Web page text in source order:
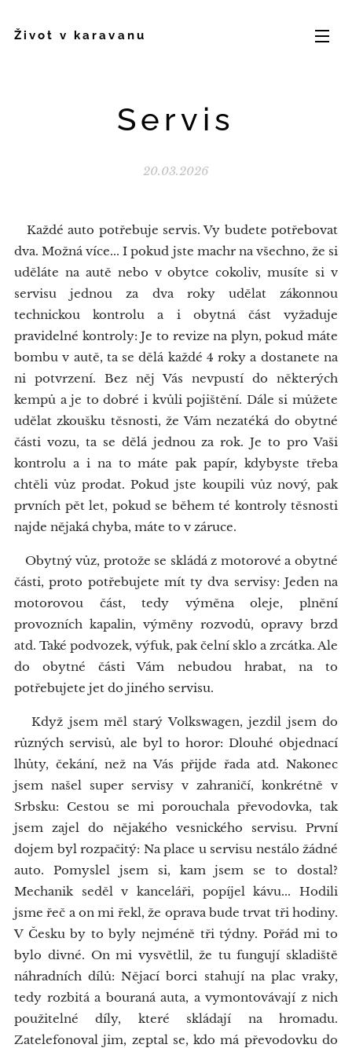
Život v karavanu
Servis
20.03.2026
Každé auto potřebuje servis. Vy budete potřebovat
dva. Možná více... I pokud jste machr na všechno, že si
uděláte na autě nebo v obytce cokoliv, musíte si v
servisu jednou za dva roky udělat zákonnou
technickou kontrolu a i obytná část vyžaduje
pravidelné kontroly: Je to revize na plyn, pokud máte
bombu v autě, ta se dělá každé 4 roky a dostanete na
ni potvrzení. Bez něj Vás nevpustí do některých
kempů a je to dobré i kvůli pojištění. Dále si můžete
udělat zkoušku těsnosti, že Vám nezatéká do obytné
části vozu, ta se dělá jednou za rok. Je to pro Vaši
kontrolu a i na to máte pak papír, kdybyste třeba
chtěli vůz prodat. Pokud jste koupili vůz nový, pak
prvních pět let, pokud se během té kontroly těsnosti
najde nějaká chyba, máte to v záruce.
Obytný vůz, protože se skládá z motorové a obytné
části, proto potřebujete mít ty dva servisy: Jeden na
motorovou část, tedy výměna oleje, plnění
provozních kapalin, výměny rozvodů, opravy brzd
atd. Také podvozek, výfuk, pak čelní sklo a zrcátka. Ale
do obytné části Vám nebudou hrabat, na to
potřebujete jet do jiného servisu.
Když jsem měl starý Volkswagen, jezdil jsem do
různých servisů, ale byl to horor: Dlouhé objednací
lhůty, čekání, než na Vás přijde řada atd. Nakonec
jsem našel super servisy v zahraničí, konkrétně v
Srbsku: Cestou se mi porouchala převodovka, tak
jsem zajel do nějakého vesnického servisu. První
dojem byl rozpačitý: Na place u servisu nestálo žádné
auto. Pomyslel jsem si, kam jsem se to dostal?
Mechanik seděl v kanceláři, popíjel kávu... Hodili
jsme řeč a on mi řekl, že oprava bude trvat tři hodiny.
V Česku by to byly nejméně tři týdny. Pořád mi to
bylo divné. On mi vysvětlil, že tu fungují skladiště
náhradních dílů: Nějací borci stahují na plac vraky,
tedy rozbitá a bouraná auta, a vymontovávají z nich
použitelné díly, které skládají na hromadu.
Zatelefonoval jim, zeptal se, kdo má převodovku do